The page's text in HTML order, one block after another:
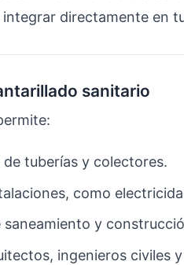
integrar directamente en
sanitario
tuberías y colectores.
como
y
ingenieros civiles